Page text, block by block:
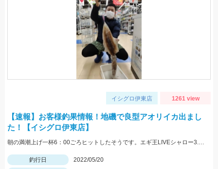
イシグロ伊東店 1261 view
【速報】お客様釣果情報！地磯で良型アオリイカ出まし
た！【イシグロ伊東店】
朝の満潮上げ一杯6：00ごろヒットしたそうです。エギ王LIVEシャロー3.5号ムラムラチェリーを使用。情報提供ありがとうございます！
釣行日
2022/05/20